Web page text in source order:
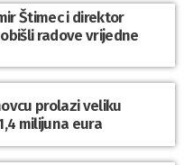
Štimec i direktor
radove vrijedne
prolazi veliku
milijuna eura